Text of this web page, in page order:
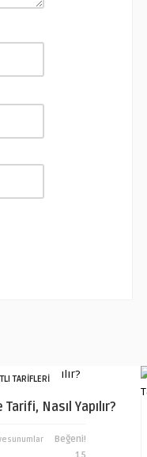
TARIFLERI
Nasıl Yapılır?
Beğeni!